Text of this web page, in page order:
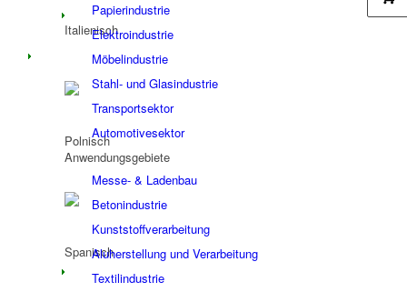
Papierindustrie
Elektroindustrie
Möbelindustrie
Stahl- und Glasindustrie
Transportsektor
Automotivesektor
Anwendungsgebiete
Messe- & Ladenbau
Betonindustrie
Kunststoffverarbeitung
Aluherstellung und Verarbeitung
Textilindustrie